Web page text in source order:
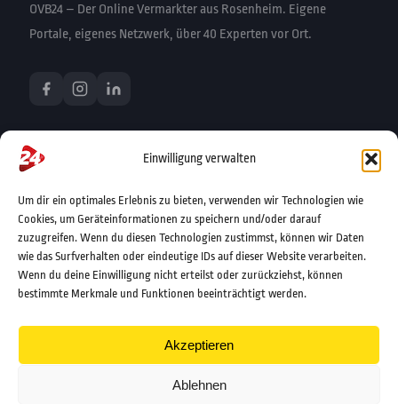
Einwilligung verwalten
Um dir ein optimales Erlebnis zu bieten, verwenden wir Technologien wie
Cookies, um Geräteinformationen zu speichern und/oder darauf
zuzugreifen. Wenn du diesen Technologien zustimmst, können wir Daten
wie das Surfverhalten oder eindeutige IDs auf dieser Website verarbeiten.
Wenn du deine Einwilligung nicht erteilst oder zurückziehst, können
bestimmte Merkmale und Funktionen beeinträchtigt werden.
Akzeptieren
Ablehnen
OVB24 – Der Online Vermarkter aus Rosenheim. Eigene
Portale, eigenes Netzwerk, über 40 Experten vor Ort.
Display-Werbung
PR & Advertorial
Newsletter-Marketing
Online Marketing
Webdesign & SEO
Film & Video